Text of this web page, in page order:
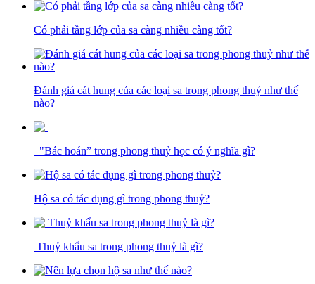
Có phải tầng lớp của sa càng nhiều càng tốt?
Đánh giá cát hung của các loại sa trong phong thuỷ như thế
nào?
"Bác hoán” trong phong thuỷ học có ý nghĩa gì?
Hộ sa có tác dụng gì trong phong thuỷ?
Thuỷ khẩu sa trong phong thuỷ là gì?